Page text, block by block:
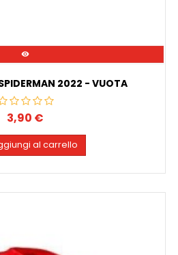

2022 - VUOTA
Prezzo
3,90 €
al carrello